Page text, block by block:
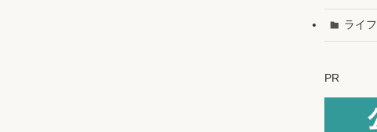
ライフ
PR